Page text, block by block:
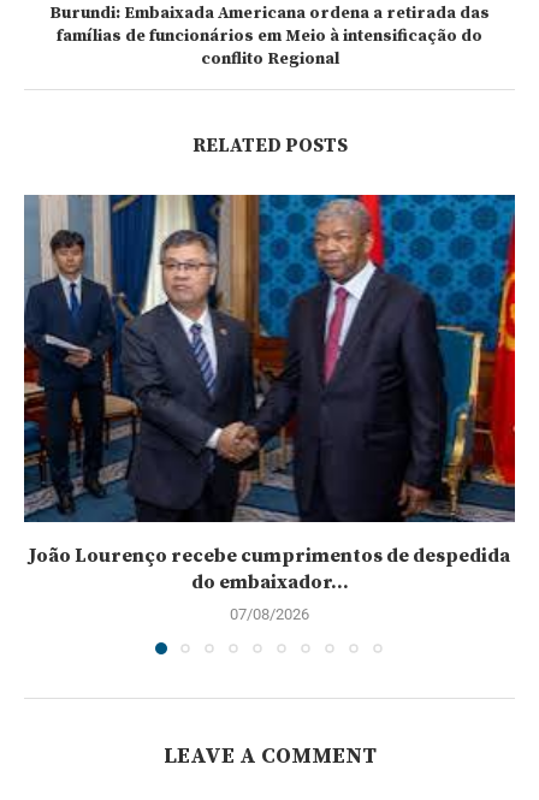
Burundi: Embaixada Americana ordena a retirada das
famílias de funcionários em Meio à intensificação do
conflito Regional
RELATED POSTS
João Lourenço recebe cumprimentos de despedida
do embaixador...
07/08/2026
LEAVE A COMMENT